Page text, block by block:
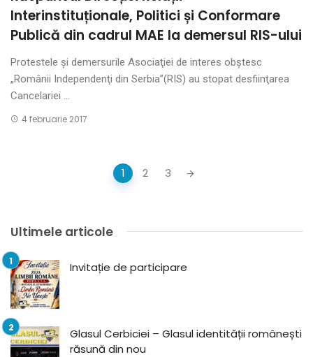
Interinstituționale, Politici și Conformare
Publică din cadrul MAE la demersul RIS-ului
Protestele şi demersurile Asociaţiei de interes obştesc
„Românii Independenţi din Serbia”(RIS) au stopat desfiinţarea
Cancelariei ...
4 februarie 2017
1 2 3
Ultimele articole
Invitație de participare
Glasul Cerbiciei – Glasul identității românești
răsună din nou